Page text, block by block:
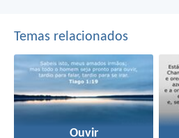
Temas relacionados
Ouvir